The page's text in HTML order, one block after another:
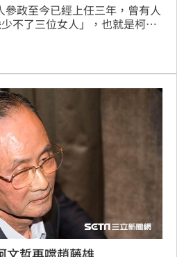
參政至今已經上任三年，曾有人
不了三位女人」，也就是柯媽
有想說的話，其中特別在台上